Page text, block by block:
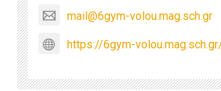
mail@6gym-volou.mag.sch.gr
https://6gym-